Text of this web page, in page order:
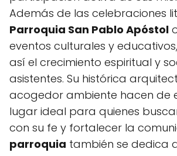
Además de las celebraciones
Parroquia San Pablo Apóstol
eventos culturales y
así el crecimiento espiritual y
asistentes. Su histórica
acogedor ambiente hacen de
lugar ideal para quienes
con su fe y fortalecer la
parroquia también se dedica